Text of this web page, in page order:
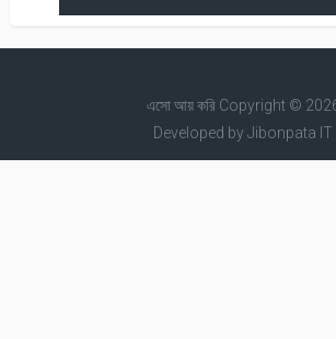
এসো আয় করিCopyright © 2026.
Developed byJibonpata IT